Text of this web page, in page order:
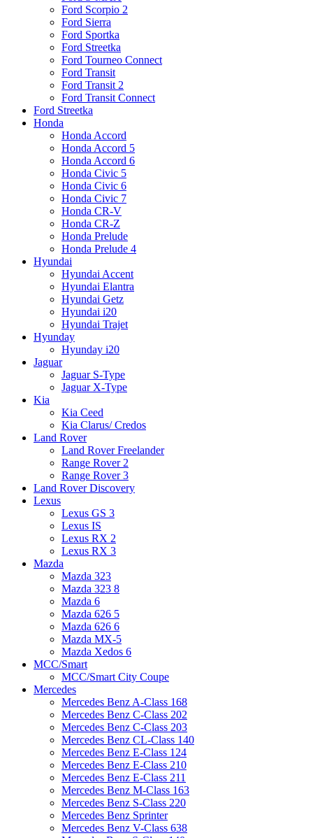
Ford Scorpio 2
Ford Sierra
Ford Sportka
Ford Streetka
Ford Tourneo Connect
Ford Transit
Ford Transit 2
Ford Transit Connect
Ford Streetka
Honda
Honda Accord
Honda Accord 5
Honda Accord 6
Honda Civic 5
Honda Civic 6
Honda Civic 7
Honda CR-V
Honda CR-Z
Honda Prelude
Honda Prelude 4
Hyundai
Hyundai Accent
Hyundai Elantra
Hyundai Getz
Hyundai i20
Hyundai Trajet
Hyunday
Hyunday i20
Jaguar
Jaguar S-Type
Jaguar X-Type
Kia
Kia Ceed
Kia Clarus/ Credos
Land Rover
Land Rover Freelander
Range Rover 2
Range Rover 3
Land Rover Discovery
Lexus
Lexus GS 3
Lexus IS
Lexus RX 2
Lexus RX 3
Mazda
Mazda 323
Mazda 323 8
Mazda 6
Mazda 626 5
Mazda 626 6
Mazda MX-5
Mazda Xedos 6
MCC/Smart
MCC/Smart City Coupe
Mercedes
Mercedes Benz A-Class 168
Mercedes Benz C-Class 202
Mercedes Benz C-Class 203
Mercedes Benz CL-Class 140
Mercedes Benz E-Class 124
Mercedes Benz E-Class 210
Mercedes Benz E-Class 211
Mercedes Benz M-Class 163
Mercedes Benz S-Class 220
Mercedes Benz Sprinter
Mercedes Benz V-Class 638